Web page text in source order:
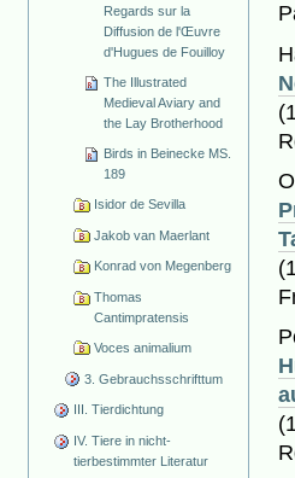
Regards sur la
Diffusion de l'Œuvre
d'Hugues de Fouilloy
The Illustrated
Medieval Aviary and
the Lay Brotherhood
Birds in Beinecke MS.
189
Isidor de Sevilla
Jakob van Maerlant
Konrad von Megenberg
Thomas
Cantimpratensis
Voces animalium
3. Gebrauchsschrifttum
III. Tierdichtung
IV. Tiere in nicht-
tierbestimmter Literatur